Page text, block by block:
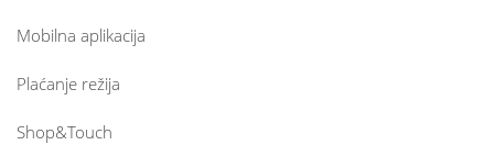
Mobilna aplikacija
Plaćanje režija
Shop&Touch